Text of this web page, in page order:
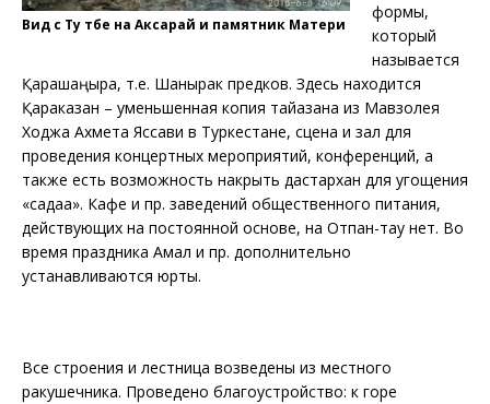
Вид с Ту төбе на Аксарай и памятник Матери
формы,
который
называется
Қарашаңырақ, т.е. Шанырак предков. Здесь находится
Қараказан – уменьшенная копия тайқазана из Мавзолея
Ходжа Ахмета Яссави в Туркестане, сцена и зал для
проведения концертных мероприятий, конференций, а
также есть возможность накрыть дастархан для угощения
«садақа». Кафе и пр. заведений общественного питания,
действующих на постоянной основе, на Отпан-тау нет. Во
время праздника Амал и пр. дополнительно
устанавливаются юрты.
Все строения и лестница возведены из местного
ракушечника. Проведено благоустройство: к горе